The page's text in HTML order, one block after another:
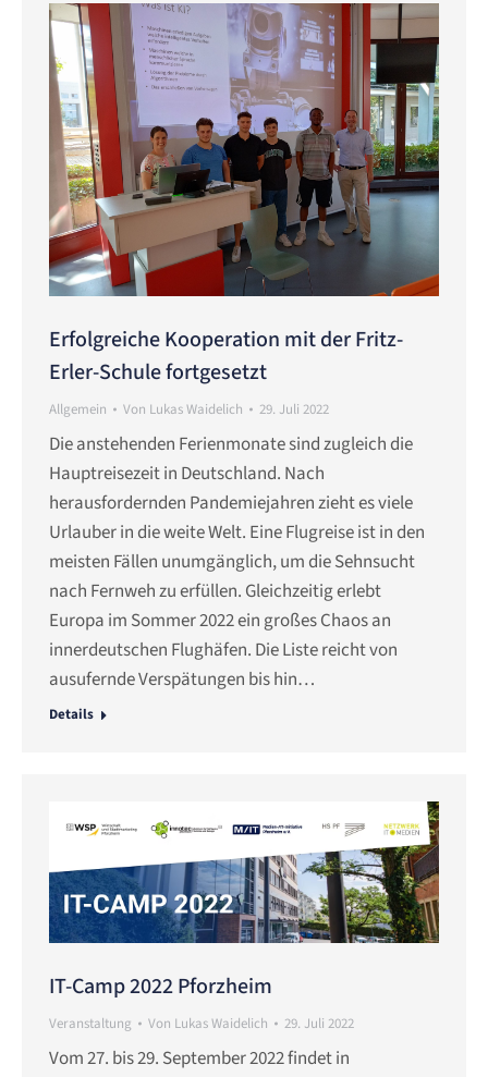
Erfolgreiche Kooperation mit der Fritz-
Erler-Schule fortgesetzt
Allgemein Von Lukas Waidelich 29. Juli 2022
Die anstehenden Ferienmonate sind zugleich die
Hauptreisezeit in Deutschland. Nach
herausfordernden Pandemiejahren zieht es viele
Urlauber in die weite Welt. Eine Flugreise ist in den
meisten Fällen unumgänglich, um die Sehnsucht
nach Fernweh zu erfüllen. Gleichzeitig erlebt
Europa im Sommer 2022 ein großes Chaos an
innerdeutschen Flughäfen. Die Liste reicht von
ausufernde Verspätungen bis hin…
Details
IT-Camp 2022 Pforzheim
Veranstaltung Von Lukas Waidelich 29. Juli 2022
Vom 27. bis 29. September 2022 findet in